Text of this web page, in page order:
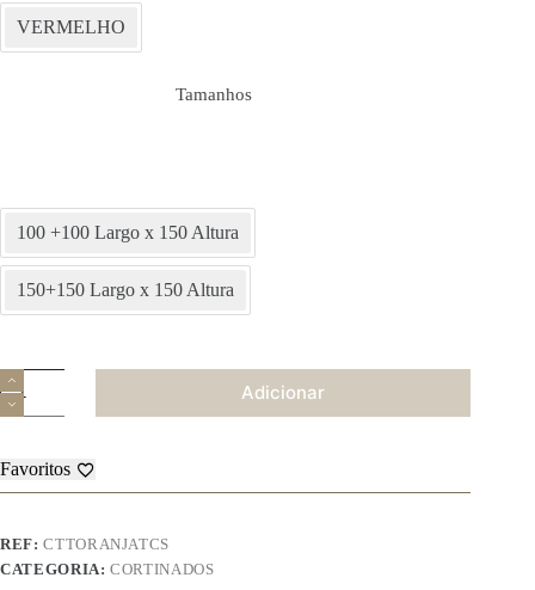
VERMELHO
Tamanhos
100 +100 Largo x 150 Altura
150+150 Largo x 150 Altura
Quantidade
de
Cortinado
Cozinha
-
Toranja
Adicionar
Favoritos
REF:CTTORANJATCS
CATEGORIA:CORTINADOS